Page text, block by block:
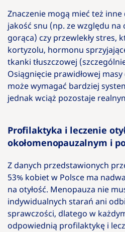
Znaczenie mogą mieć też inne
jakość snu (np. ze względu na
gorąca) czy przewlekły stres,
kortyzolu, hormonu
tkanki tłuszczowej
Osiągnięcie prawidłowej
może wymagać bardziej
jednak wciąż pozostaje
Profilaktyka i leczenie
okołomenopauzalnym i
Z danych przedstawionych
53% kobiet w Polsce ma
na otyłość. Menopauza nie
indywidualnych starań ani
sprawczości, dlatego w
odpowiednią profilaktykę i